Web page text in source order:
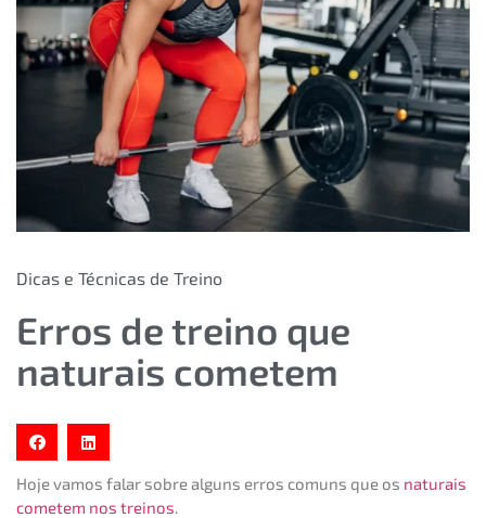
Dicas e Técnicas de Treino
Erros de treino que
naturais cometem
Hoje vamos falar sobre alguns erros comuns que os naturais
cometem nos treinos.